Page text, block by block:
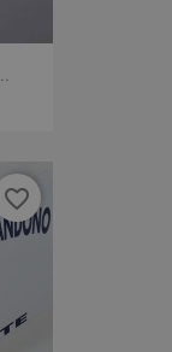
favorite_border